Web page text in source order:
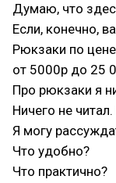
Думаю, что
Если, конечно,
Рюкзаки по цене
от 5000р до 25
Про рюкзаки я
Ничего не
Я могу
Что удобно?
Что практично?